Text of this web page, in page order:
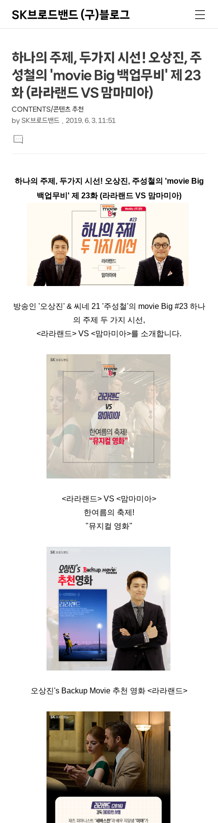
SK브로드밴드 (구)블로그
색
메
뉴
상
세
컨
텐
츠
본
문
제
목
하나의 주제, 두가지 시선! 오상진, 주
성철의 'movie Big 백업무비' 제 23
화 (라라랜드 VS 맘마미아)
CONTENTS/콘텐츠 추천
by SK브로드밴드 2019. 6. 3. 11:51
문
댓
글
하나의 주제, 두가지 시선! 오상진, 주성철의 'movie Big
백업무비' 제 23화 (라라랜드 VS 맘마미아)
방송인 '오상진' & 씨네 21 '주성철'의 movie Big #23 하나
의 주제 두 가지 시선,
<라라랜드> VS <맘마미아>를 소개합니다.
<라라랜드> VS <맘마미아>
한여름의 축제!
"뮤지컬 영화"
오상진's Backup Movie 추천 영화 <라라랜드>